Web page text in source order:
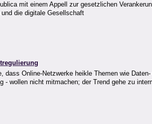
mit einem Appell zur gesetzlichen
die digitale Gesellschaft
dass Online-Netzwerke heikle Themen wie
- wollen nicht mitmachen; der Trend gehe zu